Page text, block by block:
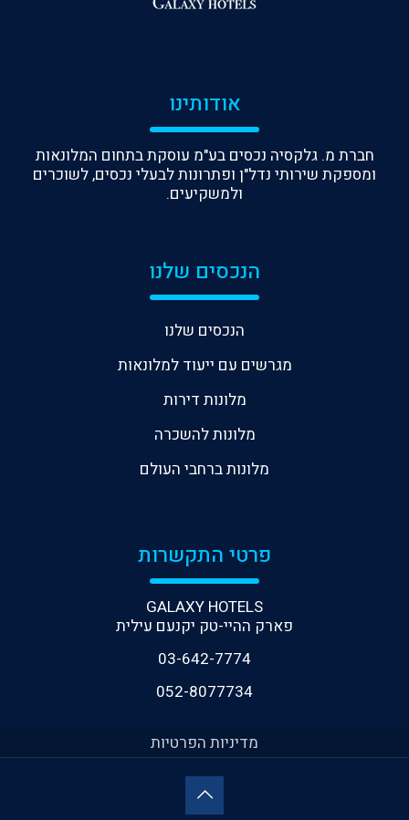
אודותינו
חברת מ. גלקסיה נכסים בע"מ עוסקת בתחום המלונאות
ומספקת שירותי נדל"ן ופתרונות לבעלי נכסים, לשוכרים
ולמשקיעים.
הנכסים שלנו
הנכסים שלנו
מגרשים עם ייעוד למלונאות
מלונות דירות
מלונות להשכרה
מלונות ברחבי העולם
פרטי התקשרות
GALAXY HOTELS
פארק ההיי-טק יקנעם עילית
03-642-7774
052-8077734
מדיניות הפרטיות